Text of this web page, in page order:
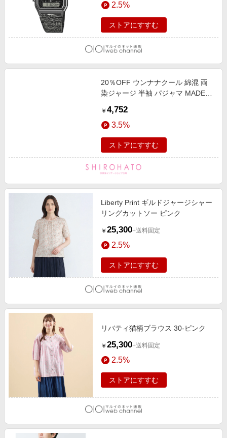
2.5%
ストアにすすむ
20％OFF ウンナナクール 綿混 両
染ジャージ 半袖 パジャマ MADE
ェア 上下セット レディース une
nana cool
￥ 4,752
3.5%
ストアにすすむ
Liberty Print ギルドジャージシャー
リングカットソー ピンク
￥ 25,300+送料固定
2.5%
ストアにすすむ
リバティ猫柄ブラウス 30-ピンク
￥ 25,300+送料固定
2.5%
ストアにすすむ